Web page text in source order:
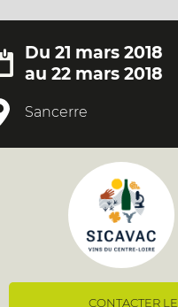
Du 21 mars 2018
au 22 mars 2018
Sancerre
CONTACTER LE